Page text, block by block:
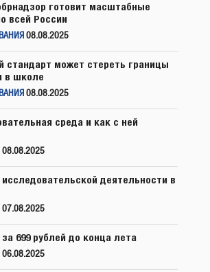
готовит масштабные
всей России
08.08.2025
стандарт может стереть границы
в школе
08.08.2025
среда и как с ней
08.08.2025
деятельности в
07.08.2025
699 рублей до конца лета
06.08.2025